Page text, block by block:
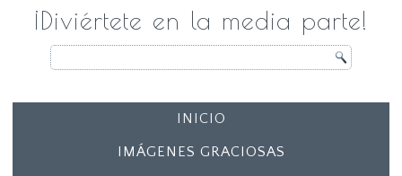
¡Diviértete en la media parte!
INICIO
IMÁGENES GRACIOSAS